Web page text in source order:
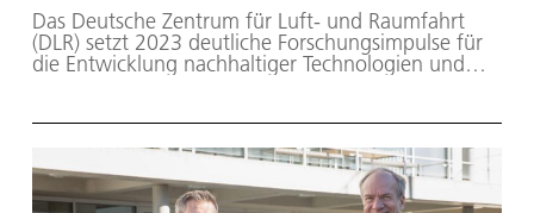
Das Deutsche Zentrum für Luft- und Raumfahrt
(DLR) setzt 2023 deutliche Forschungsimpulse für
die Entwicklung nachhaltiger Technologien und
Energie, Verkehr und Sicherheit bestmöglich für die
Transformation hin zu einer klimaneutralen
Gesellschaft zu nutzen.